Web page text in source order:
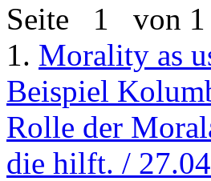
Seite 1 von 1
1. Morality as
Beispiel
Rolle der
die hilft. /